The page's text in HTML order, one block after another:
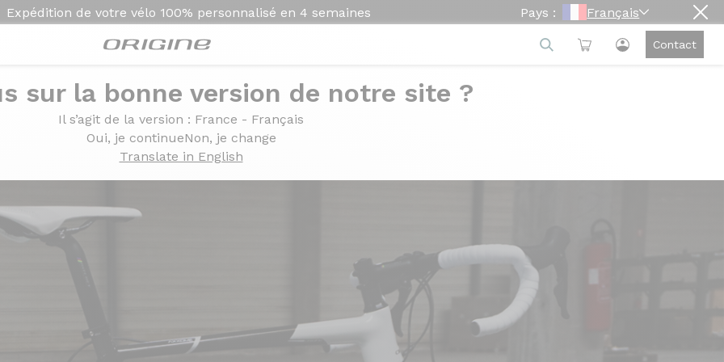
Expédition de votre vélo 100% personnalisé en 4 semaines Pays : Français
Contact
sur la bonne version de notre site ?
Il s’agit de la version : France - Français
Oui, je continueNon, je change
Translate in English
Blanc Summit
apparente / Blanc Summit